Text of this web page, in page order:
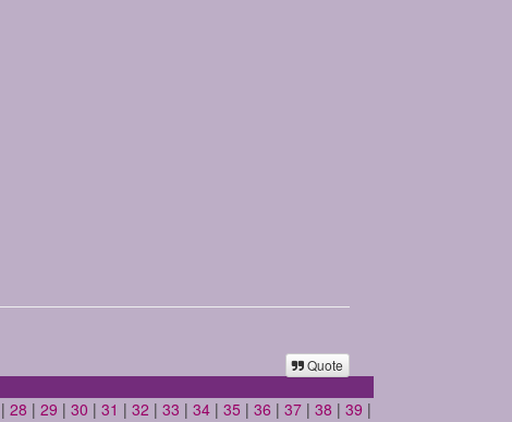
Quote
| 28 | 29 | 30 | 31 | 32 | 33 | 34 | 35 | 36 | 37 | 38 | 39 |